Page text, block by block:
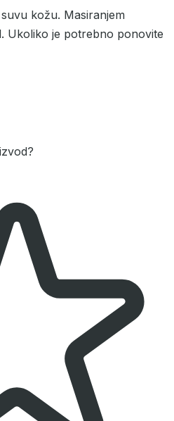
kožu. Masiranjem
Ukoliko je potrebno ponovite